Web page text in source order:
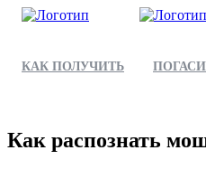
КАК ПОЛУЧИТЬ
Как распознать